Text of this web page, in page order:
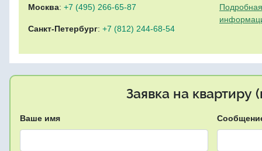
Москва: +7 (495) 266-65-87
Санкт-Петербург: +7 (812) 244-68-54
Заявка на квартиру
Ваше имя